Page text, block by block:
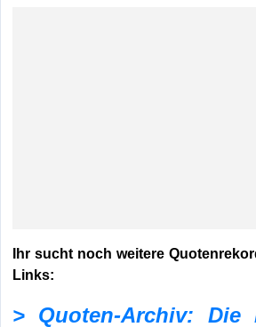
Ihr sucht noch weitere
Links:
> Quoten-Archiv: Die